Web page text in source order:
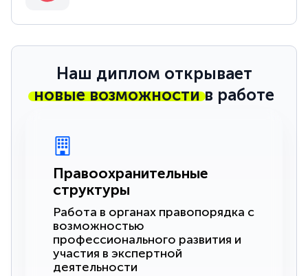
Наш диплом открывает
новые возможностив работе
Правоохранительные
структуры
Работа в органах правопорядка с
возможностью
профессионального развития и
участия в экспертной
деятельности